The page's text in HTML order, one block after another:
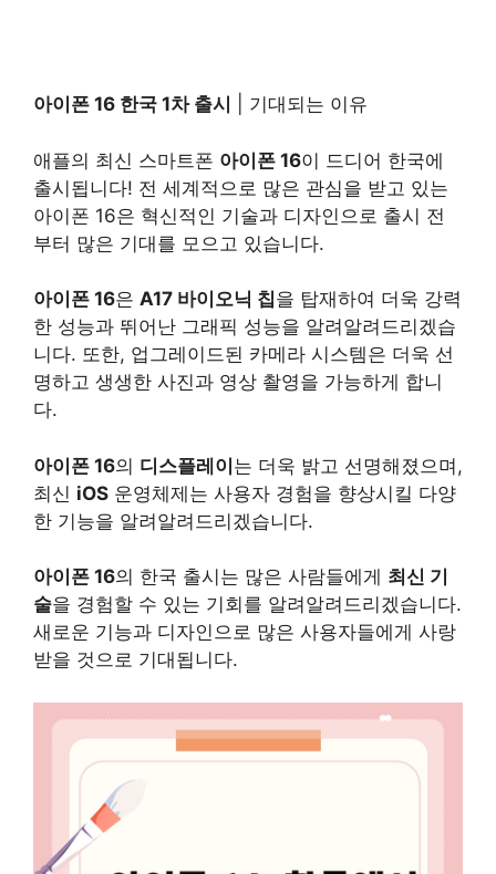
아이폰 16 한국 1차 출시 | 기대되는 이유
애플의 최신 스마트폰 아이폰 16이 드디어 한국에
출시됩니다! 전 세계적으로 많은 관심을 받고 있는
아이폰 16은 혁신적인 기술과 디자인으로 출시 전
부터 많은 기대를 모으고 있습니다.
아이폰 16은 A17 바이오닉 칩을 탑재하여 더욱 강력
한 성능과 뛰어난 그래픽 성능을 알려알려드리겠습
니다. 또한, 업그레이드된 카메라 시스템은 더욱 선
명하고 생생한 사진과 영상 촬영을 가능하게 합니
다.
아이폰 16의 디스플레이는 더욱 밝고 선명해졌으며,
최신 iOS 운영체제는 사용자 경험을 향상시킬 다양
한 기능을 알려알려드리겠습니다.
아이폰 16의 한국 출시는 많은 사람들에게 최신 기
술을 경험할 수 있는 기회를 알려알려드리겠습니다.
새로운 기능과 디자인으로 많은 사용자들에게 사랑
받을 것으로 기대됩니다.